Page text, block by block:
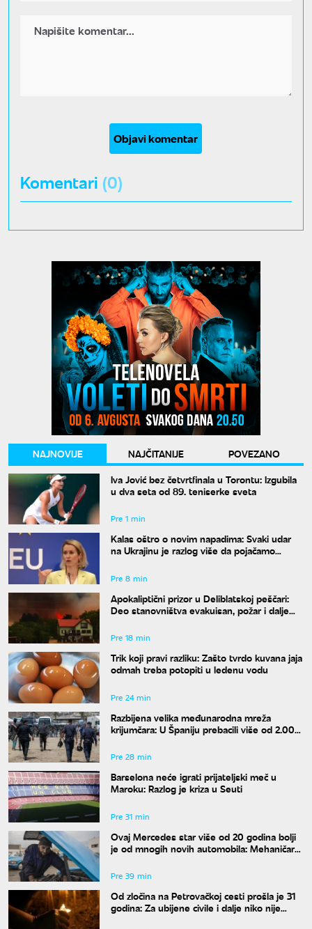
Objavi komentar
Komentari (0)
NAJNOVIJE NAJČITANIJE
POVEZANO
Iva Jović bez četvrtfinala u Torontu: Izgubila
u dva seta od 89. teniserke sveta
Pre 1 min
Kalas oštro o novim napadima: Svaki udar
na Ukrajinu je razlog više da pojačamo
Pre 8 min
Apokaliptični prizor u Deliblatskoj peščari:
Deo stanovništva evakuisan, požar i dalje
Pre 18 min
Trik koji pravi razliku: Zašto tvrdo kuvana jaja
odmah treba potopiti u ledenu vodu
Pre 24 min
Razbijena velika međunarodna mreža
krijumčara: U Španiju prebacili više od 2.000
Pre 28 min
Barselona neće igrati prijateljski meč u
Maroku: Razlog je kriza u Seuti
Pre 31 min
Ovaj Mercedes star više od 20 godina bolji
je od mnogih novih automobila: Mehaničar
Pre 39 min
Od zločina na Petrovačkoj cesti prošla je 31
godina: Za ubijene civile i dalje niko nije